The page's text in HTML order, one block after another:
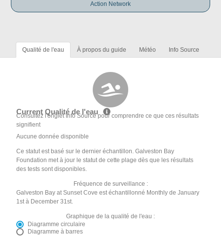
Action Network
Qualité de l'eau À propos du guide Météo Info Source
Current Qualité de l'eau
Consultez l'onglet Info Source pour comprendre ce que ces résultats
signifient
Aucune donnée disponible
Ce statut est basé sur le dernier échantillon. Galveston Bay
Foundation met à jour le statut de cette plage dès que les résultats
des tests sont disponibles.
Fréquence de surveillance :
Galveston Bay at Sunset Cove est échantillonné Monthly de January
1st à December 31st.
Graphique de la qualité de l'eau :
Diagramme circulaire
Diagramme à barres